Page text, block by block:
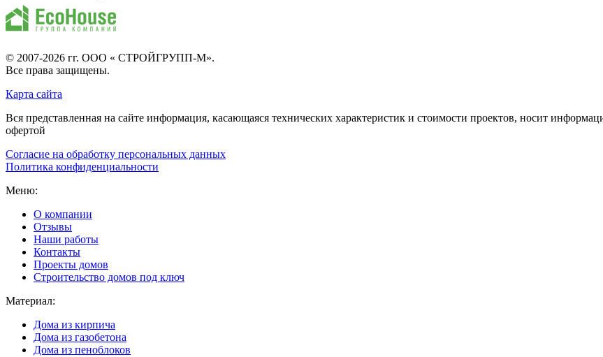
© 2007-2026 гг. ООО « СТРОЙГРУПП-М».
Все права защищены.
Карта сайта
Вся представленная на сайте информация, касающаяся технических характеристик и стоимости проектов, носит
офертой
Согласие на обработку персональных данных
Политика конфиденциальности
Меню:
О компании
Отзывы
Наши работы
Контакты
Проекты домов
Строительство домов под ключ
Материал:
Дома из кирпича
Дома из газобетона
Дома из пеноблоков